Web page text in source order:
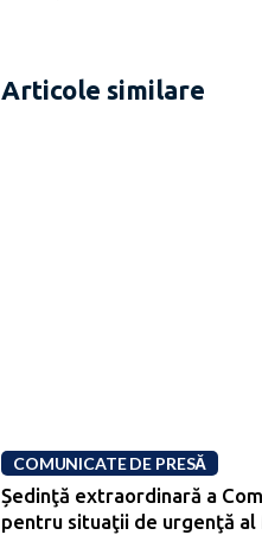
Articole similare
COMUNICATE DE PRESĂ
Ședinţă extraordinară a
pentru situaţii de urgenţă al